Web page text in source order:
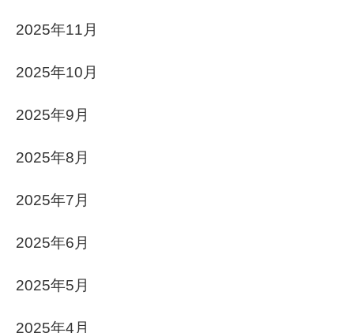
2025年11月
2025年10月
2025年9月
2025年8月
2025年7月
2025年6月
2025年5月
2025年4月